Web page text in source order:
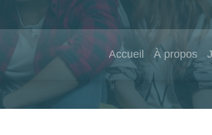
Accueil À propos